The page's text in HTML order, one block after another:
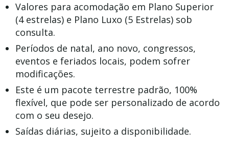
Valores para acomodação em Plano Superior
(4 estrelas) e Plano Luxo (5 Estrelas) sob
consulta.
Períodos de natal, ano novo, congressos,
eventos e feriados locais, podem sofrer
modificações.
Este é um pacote terrestre padrão, 100%
flexível, que pode ser personalizado de acordo
com o seu desejo.
Saídas diárias, sujeito a disponibilidade.